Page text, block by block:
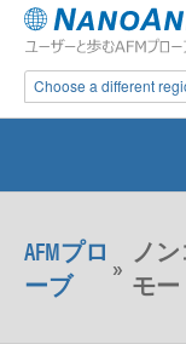
Choose a different
AFMプロ
ーブ
» ノ
モー